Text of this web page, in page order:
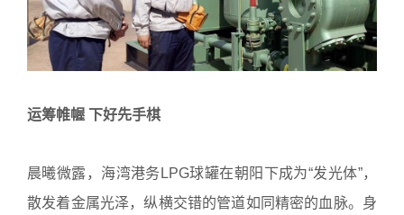
运筹帷幄 下好先手棋
晨曦微露，海湾港务LPG球罐在朝阳下成为“发光体”，
散发着金属光泽，纵横交错的管道如同精密的血脉。身